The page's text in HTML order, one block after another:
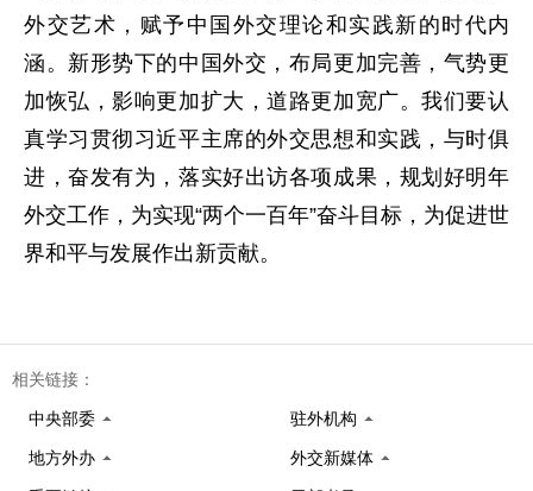
外交艺术，赋予中国外交理论和实践新的时代内
涵。新形势下的中国外交，布局更加完善，气势更
加恢弘，影响更加扩大，道路更加宽广。我们要认
真学习贯彻习近平主席的外交思想和实践，与时俱
进，奋发有为，落实好出访各项成果，规划好明年
外交工作，为实现“两个一百年”奋斗目标，为促进世
界和平与发展作出新贡献。
相关链接：
中央部委 驻外机构
地方外办 外交新媒体